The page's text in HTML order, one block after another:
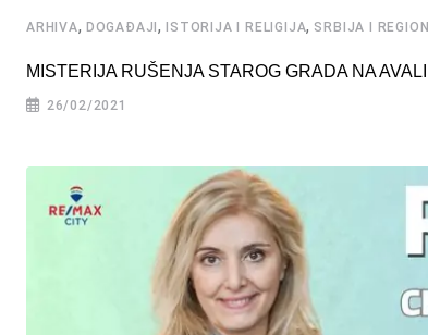
ARHIVA, DOGAĐAJI, ISTORIJA I RELIGIJA, SRBIJA I REGION
MISTERIJA RUŠENJA STAROG GRADA NA AVALI
26/02/2021